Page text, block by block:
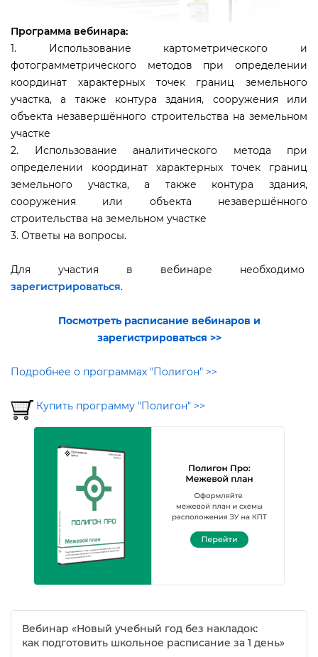
Программа вебинара:
1. Использование картометрического и
фотограмметрического методов при определении
координат характерных точек границ земельного
участка, а также контура здания, сооружения или
объекта незавершённого строительства на земельном
участке
2. Использование аналитического метода при
определении координат характерных точек границ
земельного участка, а также контура здания,
сооружения или объекта незавершённого
строительства на земельном участке
3. Ответы на вопросы.
Для участия в вебинаре необходимо
зарегистрироваться.
Посмотреть расписание вебинаров и
зарегистрироваться >>
Подробнее о программах "Полигон" >>
Купить программу "Полигон" >>
ебинар «Новый учебный год без накладок:
как подготовить школьное расписание за 1 день»